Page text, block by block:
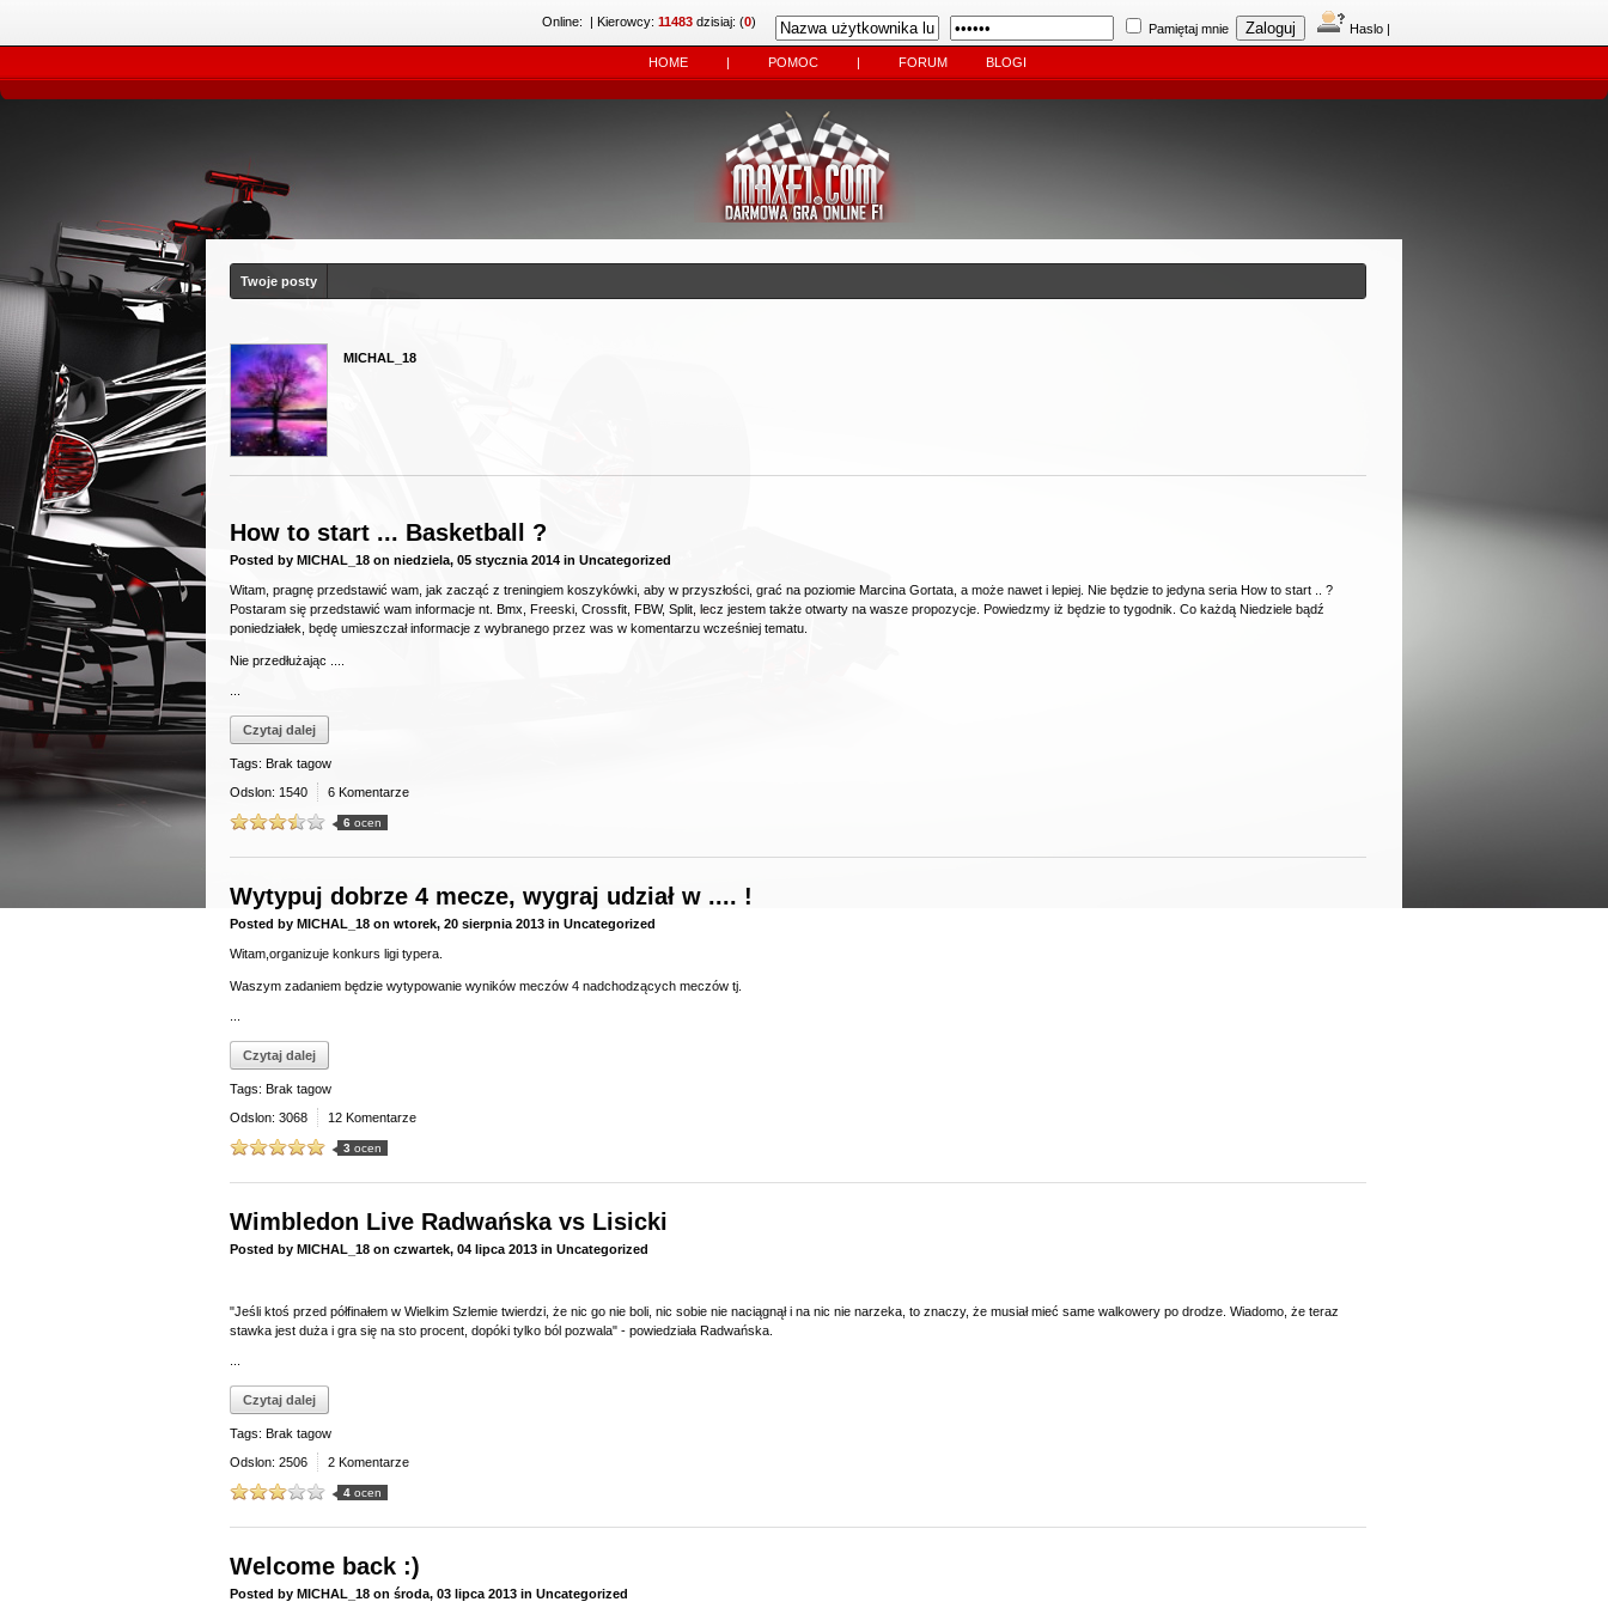
Pamiętaj mnie Haslo |
| Kierowcy: 11483 dzisiaj: (0)
Online:
HOME | POMOC | FORUM BLOGI
Twoje posty
MICHAL_18
How to start ... Basketball ?
Posted by MICHAL_18 on niedziela, 05 stycznia 2014 in Uncategorized
Witam, pragnę przedstawić wam, jak zacząć z treningiem koszykówki, aby w przyszłości, grać na poziomie Marcina Gortata, a może nawet i lepiej. Nie będzie to jedyna seria How to start .. ?
Postaram się przedstawić wam informacje nt. Bmx, Freeski, Crossfit, FBW, Split, lecz jestem także otwarty na wasze propozycje. Powiedzmy iż będzie to tygodnik. Co każdą Niedziele bądź
poniedziałek, będę umieszczał informacje z wybranego przez was w komentarzu wcześniej tematu.
Nie przedłużając ....
Czytaj dalej
Tags: Brak tagow
Odslon: 1540
6 Komentarze
6 ocen
Wytypuj dobrze 4 mecze, wygraj udział w .... !
Posted by MICHAL_18 on wtorek, 20 sierpnia 2013 in Uncategorized
Witam,organizuje konkurs ligi typera.
Waszym zadaniem będzie wytypowanie wyników meczów 4 nadchodzących meczów tj.
Czytaj dalej
Tags: Brak tagow
Odslon: 3068
12 Komentarze
3 ocen
Wimbledon Live Radwańska vs Lisicki
Posted by MICHAL_18 on czwartek, 04 lipca 2013 in Uncategorized
"Jeśli ktoś przed półfinałem w Wielkim Szlemie twierdzi, że nic go nie boli, nic sobie nie naciągnął i na nic nie narzeka, to znaczy, że musiał mieć same walkowery po drodze. Wiadomo, że teraz
stawka jest duża i gra się na sto procent, dopóki tylko ból pozwala" - powiedziała Radwańska.
Czytaj dalej
Tags: Brak tagow
Odslon: 2506
2 Komentarze
4 ocen
Welcome back :)
Posted by MICHAL_18 on środa, 03 lipca 2013 in Uncategorized